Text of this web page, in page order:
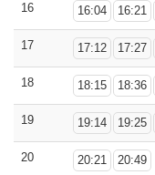
16 16:04 16:21
17 17:12 17:27
18 18:15 18:36
19 19:14 19:25
20 20:21 20:49